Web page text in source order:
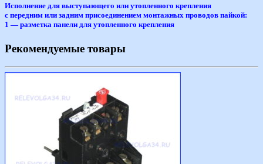
Исполнение для выступающего или утопленного крепления
с передним или задним присоединением монтажных проводов пайкой:
1 — разметка панели для утопленного крепления
Рекомендуемые товары